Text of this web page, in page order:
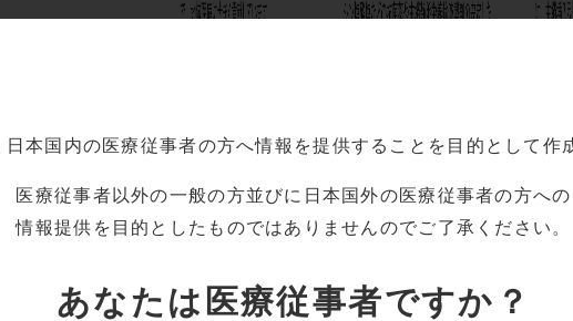
日本国内の医療従事者の方へ情報を提供することを目的として作
医療従事者以外の一般の方並びに 日本国外の医療従事者の方への
情報提供を目的としたものではありませんのでご了承ください。
あなたは 医療従事者ですか？